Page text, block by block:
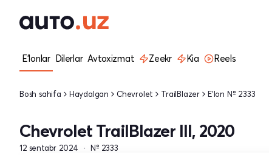
E'lonlar Dilerlar Avtoxizmat Zeekr Kia Reels
Bosh sahifa Haydalgan Chevrolet TrailBlazer E'lon № 2333
Chevrolet TrailBlazer III, 2020
12 sentabr 2024 № 2333